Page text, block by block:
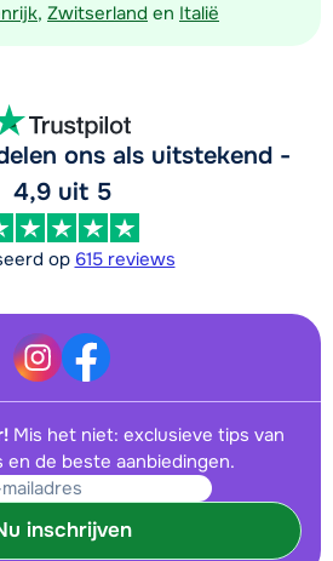
, Zwitserland en Italië
ons als uitstekend -
4,9 uit 5
op 615 reviews
Mis het niet: exclusieve tips van
de beste aanbiedingen.
inschrijven